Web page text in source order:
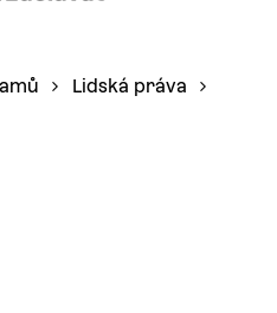
Lidská práva